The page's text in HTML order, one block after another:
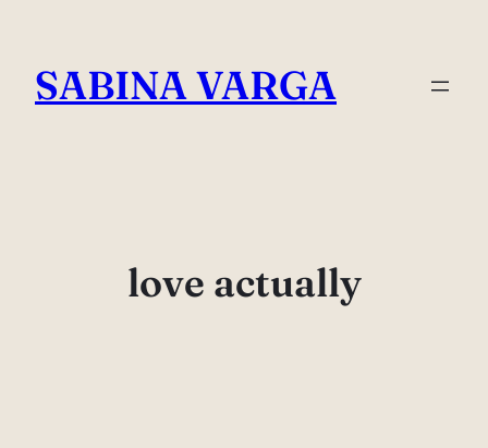
content
SABINA VARGA
love actually